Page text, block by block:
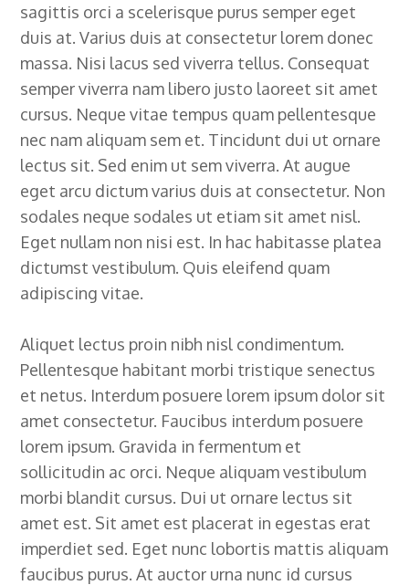
sagittis orci a scelerisque purus semper eget
duis at. Varius duis at consectetur lorem donec
massa. Nisi lacus sed viverra tellus. Consequat
semper viverra nam libero justo laoreet sit amet
cursus. Neque vitae tempus quam pellentesque
nec nam aliquam sem et. Tincidunt dui ut ornare
lectus sit. Sed enim ut sem viverra. At augue
eget arcu dictum varius duis at consectetur. Non
sodales neque sodales ut etiam sit amet nisl.
Eget nullam non nisi est. In hac habitasse platea
dictumst vestibulum. Quis eleifend quam
adipiscing vitae.
Aliquet lectus proin nibh nisl condimentum.
Pellentesque habitant morbi tristique senectus
et netus. Interdum posuere lorem ipsum dolor sit
amet consectetur. Faucibus interdum posuere
lorem ipsum. Gravida in fermentum et
sollicitudin ac orci. Neque aliquam vestibulum
morbi blandit cursus. Dui ut ornare lectus sit
amet est. Sit amet est placerat in egestas erat
imperdiet sed. Eget nunc lobortis mattis aliquam
faucibus purus. At auctor urna nunc id cursus